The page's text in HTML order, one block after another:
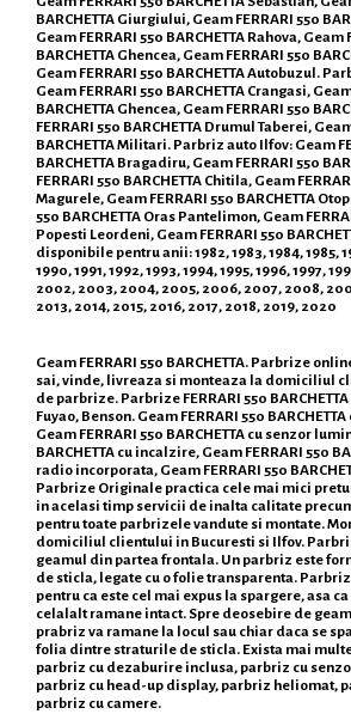
BARCHETTA Giurgiului, Geam FERRARI 550
Geam FERRARI 550 BARCHETTA Rahova, Geam
BARCHETTA Ghencea, Geam FERRARI 550
Geam FERRARI 550 BARCHETTA Autobuzul.
Geam FERRARI 550 BARCHETTA Crangasi,
BARCHETTA Ghencea, Geam FERRARI 550
FERRARI 550 BARCHETTA Drumul Taberei,
BARCHETTA Militari. Parbriz auto Ilfov: Geam
BARCHETTA Bragadiru, Geam FERRARI 550
FERRARI 550 BARCHETTA Chitila, Geam
Magurele, Geam FERRARI 550 BARCHETTA
550 BARCHETTA Oras Pantelimon, Geam
Popesti Leordeni, Geam FERRARI 550
disponibile pentru anii: 1982, 1983, 1984, 1985,
1990, 1991, 1992, 1993, 1994, 1995, 1996, 1997,
2002, 2003, 2004, 2005, 2006, 2007, 2008,
2013, 2014, 2015, 2016, 2017, 2018, 2019, 2020
Geam FERRARI 550 BARCHETTA. Parbrize
sai, vinde, livreaza si monteaza la domiciliul
de parbrize. Parbrize FERRARI 550
Fuyao, Benson. Geam FERRARI 550
Geam FERRARI 550 BARCHETTA cu senzor
BARCHETTA cu incalzire, Geam FERRARI 550
radio incorporata, Geam FERRARI 550
Parbrize Originale practica cele mai mici
in acelasi timp servicii de inalta calitate
pentru toate parbrizele vandute si montate.
domiciliul clientului in Bucuresti si Ilfov.
geamul din partea frontala. Un parbriz este
de sticla, legate cu o folie transparenta.
pentru ca este cel mai expus la spargere, asa
celalalt ramane intact. Spre deosebire de
prabriz va ramane la locul sau chiar daca se
folia dintre straturile de sticla. Exista mai
parbriz cu dezaburire inclusa, parbriz cu
parbriz cu head-up display, parbriz heliomat,
parbriz cu camere.